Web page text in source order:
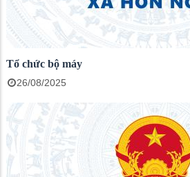
Tổ chức bộ máy
26/08/2025